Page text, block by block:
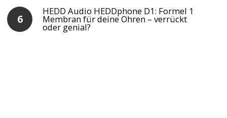
HEDD Audio HEDDphone D1: Formel 1
Membran für deine Ohren – verrückt
oder genial?